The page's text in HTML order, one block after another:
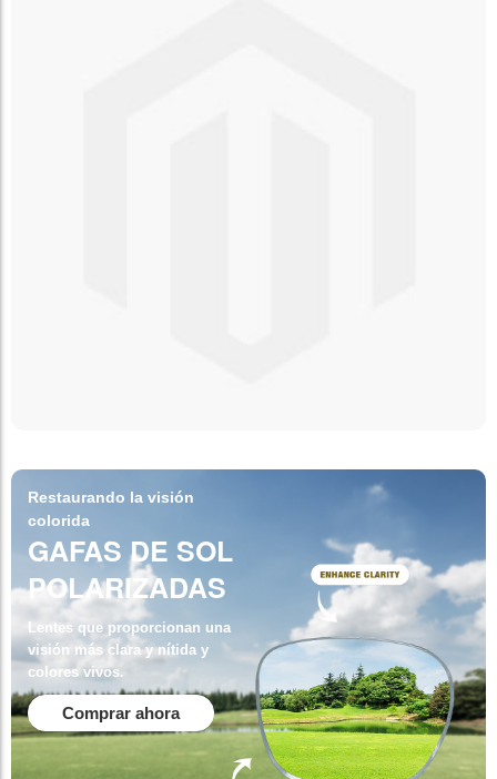
Restaurando la visión
colorida
GAFAS DE SOL
POLARIZADAS
Lentes que proporcionan una
visión más clara y nítida y
colores vivos.
Comprar ahora